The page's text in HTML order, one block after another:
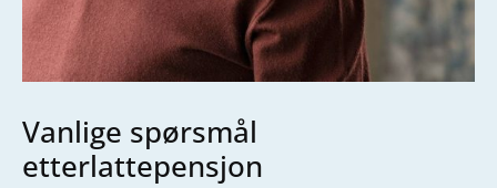
Vanlige spørsmål
etterlattepensjon